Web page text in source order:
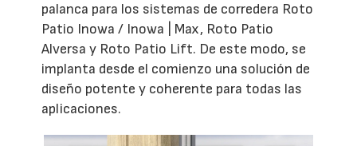
palanca para los sistemas de corredera Roto
Patio Inowa / Inowa | Max, Roto Patio
Alversa y Roto Patio Lift. De este modo, se
implanta desde el comienzo una solución de
diseño potente y coherente para todas las
aplicaciones.